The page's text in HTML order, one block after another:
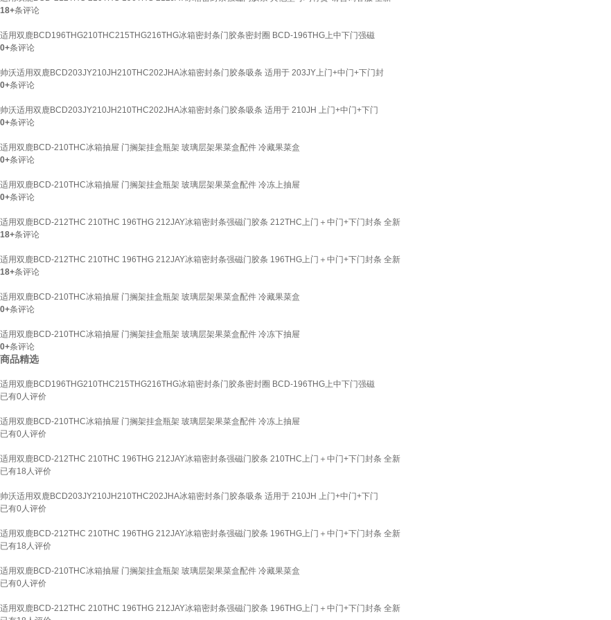
18+条评论
适用双鹿BCD196THG210THC215THG216THG冰箱密封条门胶条密封圈 BCD-196THG上中下门强磁
0+条评论
帅沃适用双鹿BCD203JY210JH210THC202JHA冰箱密封条门胶条吸条 适用于 203JY上门+中门+下门封
0+条评论
帅沃适用双鹿BCD203JY210JH210THC202JHA冰箱密封条门胶条吸条 适用于 210JH 上门+中门+下门
0+条评论
适用双鹿BCD-210THC冰箱抽屉 门搁架挂盒瓶架 玻璃层架果菜盒配件 冷藏果菜盒
0+条评论
适用双鹿BCD-210THC冰箱抽屉 门搁架挂盒瓶架 玻璃层架果菜盒配件 冷冻上抽屉
0+条评论
适用双鹿BCD-212THC 210THC 196THG 212JAY冰箱密封条强磁门胶条 212THC上门＋中门+下门封条 全新
18+条评论
适用双鹿BCD-212THC 210THC 196THG 212JAY冰箱密封条强磁门胶条 196THG上门＋中门+下门封条 全新
18+条评论
适用双鹿BCD-210THC冰箱抽屉 门搁架挂盒瓶架 玻璃层架果菜盒配件 冷藏果菜盒
0+条评论
适用双鹿BCD-210THC冰箱抽屉 门搁架挂盒瓶架 玻璃层架果菜盒配件 冷冻下抽屉
0+条评论
商品精选
适用双鹿BCD196THG210THC215THG216THG冰箱密封条门胶条密封圈 BCD-196THG上中下门强磁
已有0人评价
适用双鹿BCD-210THC冰箱抽屉 门搁架挂盒瓶架 玻璃层架果菜盒配件 冷冻上抽屉
已有0人评价
适用双鹿BCD-212THC 210THC 196THG 212JAY冰箱密封条强磁门胶条 210THC上门＋中门+下门封条 全新
已有18 人评价
帅沃适用双鹿BCD203JY210JH210THC202JHA冰箱密封条门胶条吸条 适用于 210JH 上门+中门+下门
已有0人评价
适用双鹿BCD-212THC 210THC 196THG 212JAY冰箱密封条强磁门胶条 196THG上门＋中门+下门封条 全新
已有18 人评价
适用双鹿BCD-210THC冰箱抽屉 门搁架挂盒瓶架 玻璃层架果菜盒配件 冷藏果菜盒
已有0人评价
适用双鹿BCD-212THC 210THC 196THG 212JAY冰箱密封条强磁门胶条 196THG上门＋中门+下门封条 全新